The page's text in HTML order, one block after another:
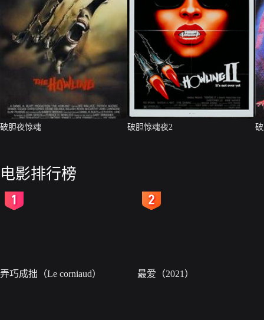
破胆夜惊魂 破胆惊魂夜2
电影排行榜
弄巧成拙（Le corniaud） 最爱（2021）